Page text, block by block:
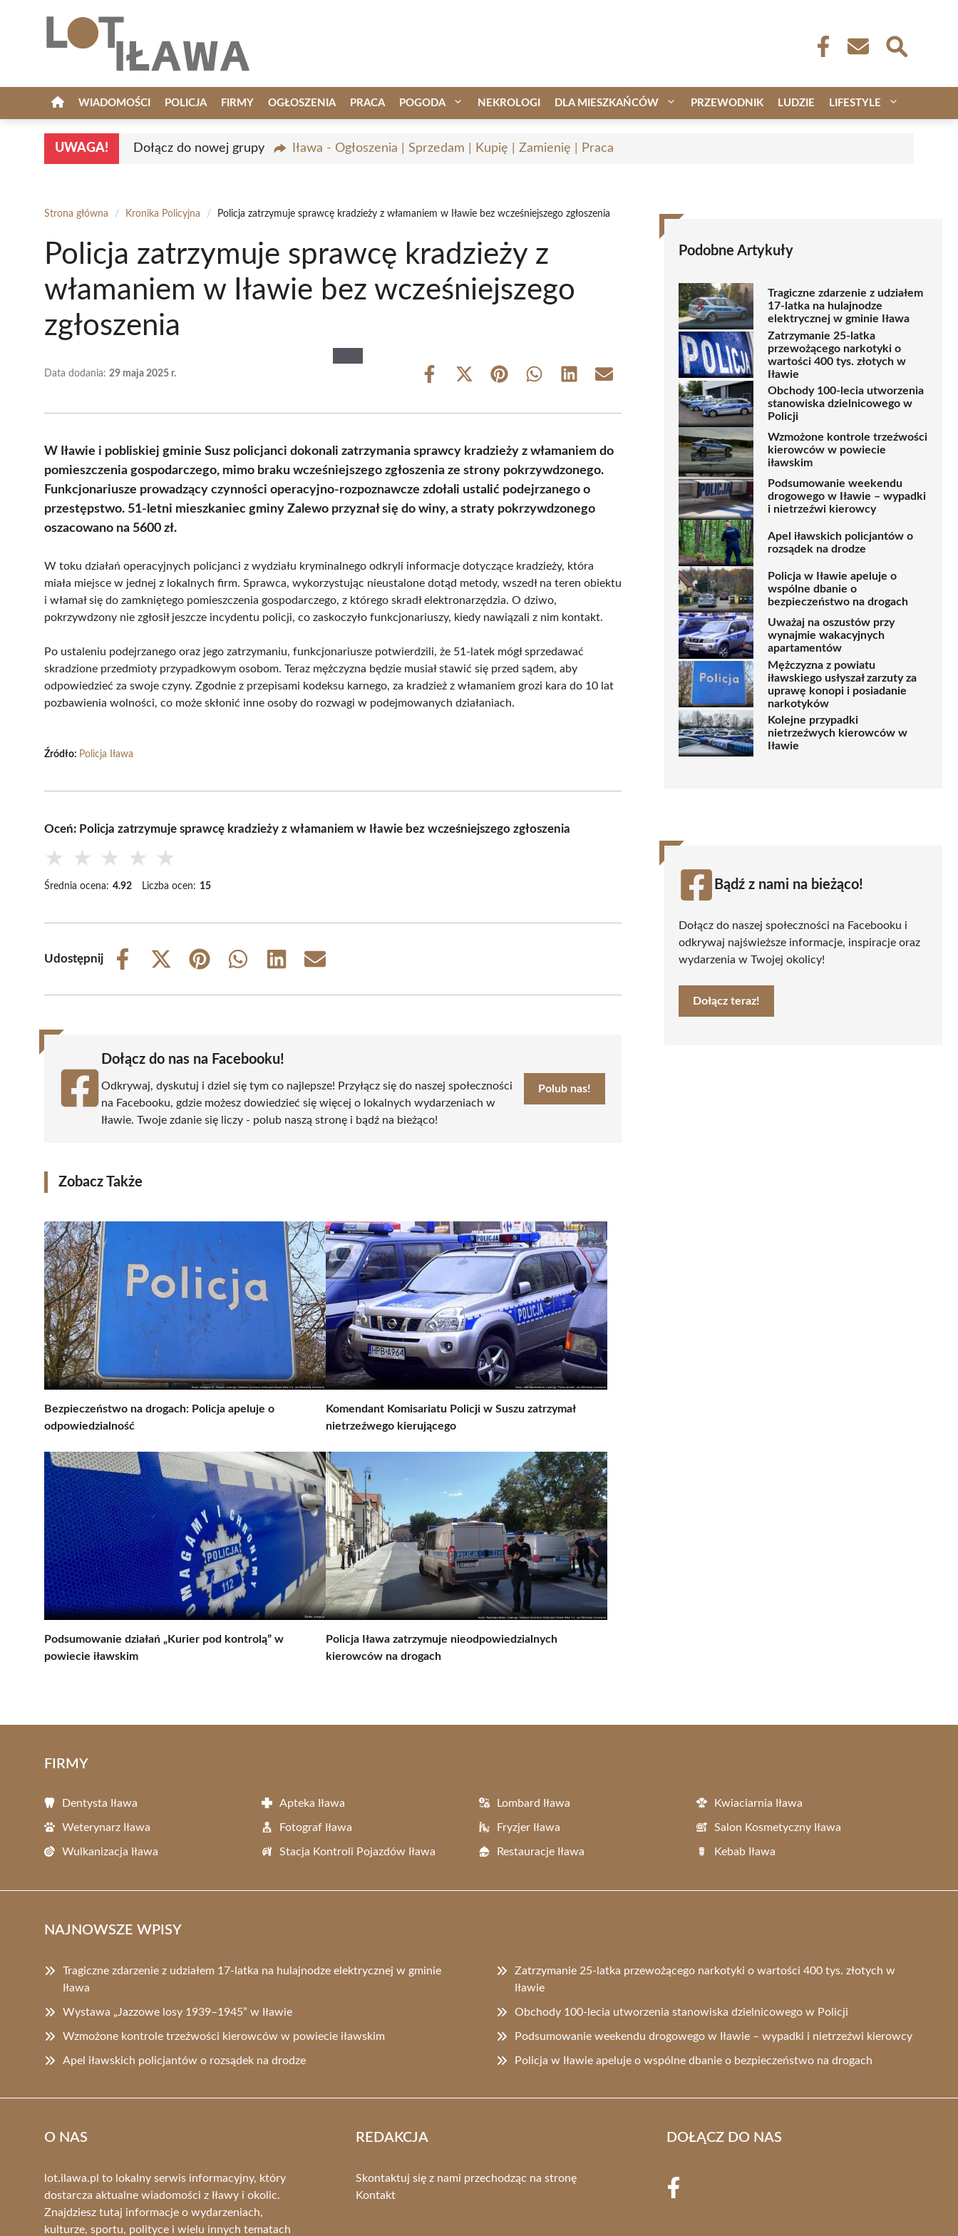
WIADOMOŚCI POLICJA FIRMY OGŁOSZENIA PRACA POGODA NEKROLOGI DLA MIESZKAŃCÓW PRZEWODNIK LUDZIE LIFESTYLE
UWAGA! Dołącz do nowej grupy Iława - Ogłoszenia | Sprzedam | Kupię | Zamienię | Praca
Strona główna / Kronika Policyjna / Policja zatrzymuje sprawcę kradzieży z włamaniem w Iławie bez wcześniejszego zgłoszenia
Policja zatrzymuje sprawcę kradzieży z
włamaniem w Iławie bez wcześniejszego
zgłoszenia
Data dodania: 29 maja 2025 r.
Share
Share
(Twitter)
Share Share Share Share
W Iławie i pobliskiej gminie Susz policjanci dokonali zatrzymania sprawcy kradzieży z włamaniem do
pomieszczenia gospodarczego, mimo braku wcześniejszego zgłoszenia ze strony pokrzywdzonego.
Funkcjonariusze prowadzący czynności operacyjno-rozpoznawcze zdołali ustalić podejrzanego o
przestępstwo. 51-letni mieszkaniec gminy Zalewo przyznał się do winy, a straty pokrzywdzonego
oszacowano na 5600 zł.
W toku działań operacyjnych policjanci z wydziału kryminalnego odkryli informacje dotyczące kradzieży, która
miała miejsce w jednej z lokalnych firm. Sprawca, wykorzystując nieustalone dotąd metody, wszedł na teren obiektu
i włamał się do zamkniętego pomieszczenia gospodarczego, z którego skradł elektronarzędzia. O dziwo,
pokrzywdzony nie zgłosił jeszcze incydentu policji, co zaskoczyło funkcjonariuszy, kiedy nawiązali z nim kontakt.
Po ustaleniu podejrzanego oraz jego zatrzymaniu, funkcjonariusze potwierdzili, że 51-latek mógł sprzedawać
skradzione przedmioty przypadkowym osobom. Teraz mężczyzna będzie musiał stawić się przed sądem, aby
odpowiedzieć za swoje czyny. Zgodnie z przepisami kodeksu karnego, za kradzież z włamaniem grozi kara do 10 lat
pozbawienia wolności, co może skłonić inne osoby do rozwagi w podejmowanych działaniach.
Źródło: Policja Iława
Oceń: Policja zatrzymuje sprawcę kradzieży z włamaniem w Iławie bez wcześniejszego zgłoszenia
★ ★ ★ ★ ★
Średnia ocena: 4.92 Liczba ocen: 15
Udostępnij
Share
Share
(Twitter)
Share
Share
Share
Share
Dołącz do nas na Facebooku!
Odkrywaj, dyskutuj i dziel się tym co najlepsze! Przyłącz się do naszej społeczności
na Facebooku, gdzie możesz dowiedzieć się więcej o lokalnych wydarzeniach w
Iławie. Twoje zdanie się liczy - polub naszą stronę i bądź na bieżąco!
Polub nas!
Zobacz Także
Bezpieczeństwo na drogach: Policja apeluje o
odpowiedzialność
Komendant Komisariatu Policji w Suszu zatrzymał
nietrzeźwego kierującego
Podsumowanie działań „Kurier pod kontrolą” w
powiecie iławskim
Policja Iława zatrzymuje nieodpowiedzialnych
kierowców na drogach
Podobne Artykuły
Tragiczne zdarzenie z udziałem
17-latka na hulajnodze
elektrycznej w gminie Iława
Zatrzymanie 25-latka
przewożącego narkotyki o
wartości 400 tys. złotych w
Iławie
Obchody 100-lecia utworzenia
stanowiska dzielnicowego w
Policji
Wzmożone kontrole trzeźwości
kierowców w powiecie
iławskim
Podsumowanie weekendu
drogowego w Iławie – wypadki
i nietrzeźwi kierowcy
Apel iławskich policjantów o
rozsądek na drodze
Policja w Iławie apeluje o
wspólne dbanie o
bezpieczeństwo na drogach
Uważaj na oszustów przy
wynajmie wakacyjnych
apartamentów
Mężczyzna z powiatu
iławskiego usłyszał zarzuty za
uprawę konopi i posiadanie
narkotyków
Kolejne przypadki
nietrzeźwych kierowców w
Iławie
Bądź z nami na bieżąco!
Dołącz do naszej społeczności na Facebooku i
odkrywaj najświeższe informacje, inspiracje oraz
wydarzenia w Twojej okolicy!
Dołącz teraz!
FIRMY
Dentysta Iława Apteka Iława Lombard Iława Kwiaciarnia Iława
Weterynarz Iława Fotograf Iława Fryzjer Iława Salon Kosmetyczny Iława
Wulkanizacja Iława Stacja Kontroli Pojazdów Iława Restauracje Iława Kebab Iława
NAJNOWSZE WPISY
Tragiczne zdarzenie z udziałem 17-latka na hulajnodze elektrycznej w gminie
Iława
Zatrzymanie 25-latka przewożącego narkotyki o wartości 400 tys. złotych w
Iławie
Wystawa „Jazzowe losy 1939–1945” w Iławie Obchody 100-lecia utworzenia stanowiska dzielnicowego w Policji
Wzmożone kontrole trzeźwości kierowców w powiecie iławskim Podsumowanie weekendu drogowego w Iławie – wypadki i nietrzeźwi kierowcy
Apel iławskich policjantów o rozsądek na drodze Policja w Iławie apeluje o wspólne dbanie o bezpieczeństwo na drogach
O NAS
lot.ilawa.pl to lokalny serwis informacyjny, który
dostarcza aktualne wiadomości z Iławy i okolic.
Znajdziesz tutaj informacje o wydarzeniach,
kulturze, sportu, polityce i wielu innych tematach
REDAKCJA
Skontaktuj się z nami przechodząc na stronę
Kontakt
DOŁĄCZ DO NAS